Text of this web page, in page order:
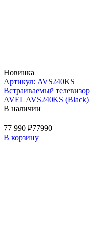
Новинка
Артикул: AVS240KS
Встраиваемый телевизор
AVEL AVS240KS (Black)
В наличии
77 990 ₽77990
В корзину